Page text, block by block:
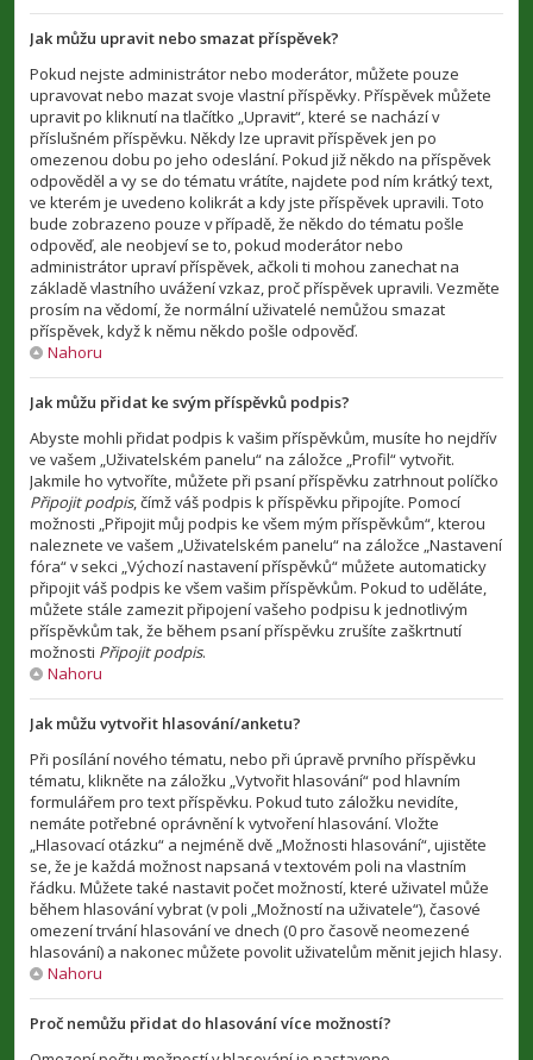
Jak můžu upravit nebo smazat příspěvek?
Pokud nejste administrátor nebo moderátor, můžete pouze
upravovat nebo mazat svoje vlastní příspěvky. Příspěvek můžete
upravit po kliknutí na tlačítko „Upravit“, které se nachází v
příslušném příspěvku. Někdy lze upravit příspěvek jen po
omezenou dobu po jeho odeslání. Pokud již někdo na příspěvek
odpověděl a vy se do tématu vrátíte, najdete pod ním krátký text,
ve kterém je uvedeno kolikrát a kdy jste příspěvek upravili. Toto
bude zobrazeno pouze v případě, že někdo do tématu pošle
odpověď, ale neobjeví se to, pokud moderátor nebo
administrátor upraví příspěvek, ačkoli ti mohou zanechat na
základě vlastního uvážení vzkaz, proč příspěvek upravili. Vezměte
prosím na vědomí, že normální uživatelé nemůžou smazat
příspěvek, když k němu někdo pošle odpověď.
Nahoru
Jak můžu přidat ke svým příspěvků podpis?
Abyste mohli přidat podpis k vašim příspěvkům, musíte ho nejdřív
ve vašem „Uživatelském panelu“ na záložce „Profil“ vytvořit.
Jakmile ho vytvoříte, můžete při psaní příspěvku zatrhnout políčko
Připojit podpis, čímž váš podpis k příspěvku připojíte. Pomocí
možnosti „Připojit můj podpis ke všem mým příspěvkům“, kterou
naleznete ve vašem „Uživatelském panelu“ na záložce „Nastavení
fóra“ v sekci „Výchozí nastavení příspěvků“ můžete automaticky
připojit váš podpis ke všem vašim příspěvkům. Pokud to uděláte,
můžete stále zamezit připojení vašeho podpisu k jednotlivým
příspěvkům tak, že během psaní příspěvku zrušíte zaškrtnutí
možnosti Připojit podpis.
Nahoru
Jak můžu vytvořit hlasování/anketu?
Při posílání nového tématu, nebo při úpravě prvního příspěvku
tématu, klikněte na záložku „Vytvořit hlasování“ pod hlavním
formulářem pro text příspěvku. Pokud tuto záložku nevidíte,
nemáte potřebné oprávnění k vytvoření hlasování. Vložte
„Hlasovací otázku“ a nejméně dvě „Možnosti hlasování“, ujistěte
se, že je každá možnost napsaná v textovém poli na vlastním
řádku. Můžete také nastavit počet možností, které uživatel může
během hlasování vybrat (v poli „Možností na uživatele“), časové
omezení trvání hlasování ve dnech (0 pro časově neomezené
hlasování) a nakonec můžete povolit uživatelům měnit jejich hlasy.
Nahoru
Proč nemůžu přidat do hlasování více možností?